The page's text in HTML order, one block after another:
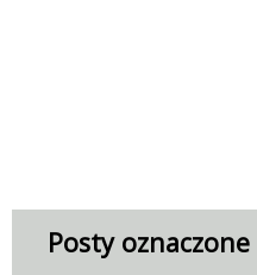
Posty